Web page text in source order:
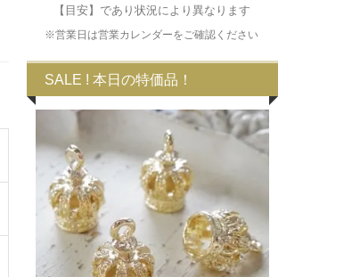
【目安】であり状況により異なります
※営業日は営業カレンダーをご確認ください
SALE ! 本日の特価品！